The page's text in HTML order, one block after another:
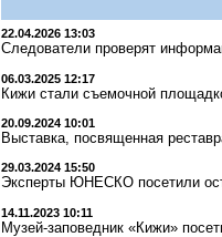
22.04.2026 13:03
Следователи проверят
06.03.2025 12:17
Кижи стали съемочной
20.09.2024 10:01
Выставка, посвященная
29.03.2024 15:50
Эксперты ЮНЕСКО посетили
14.11.2023 10:11
Музей-заповедник «Кижи»